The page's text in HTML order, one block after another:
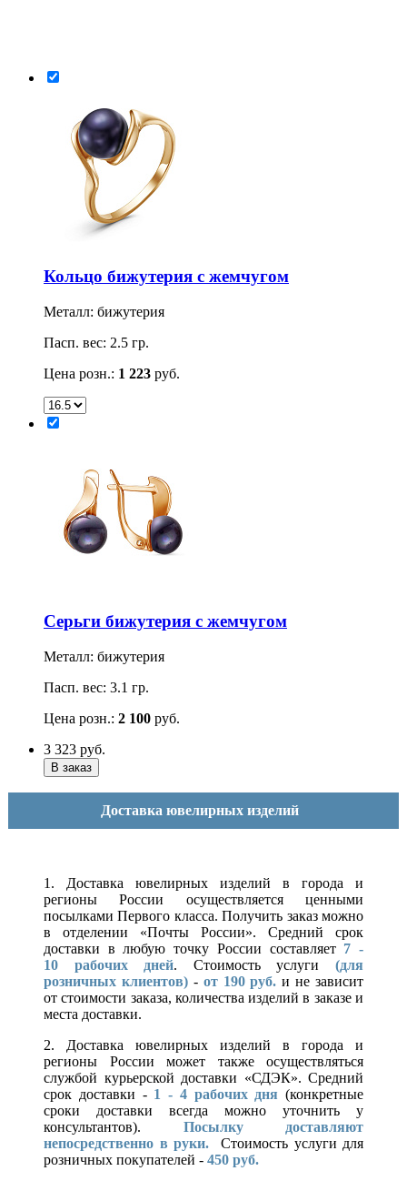
Кольцо бижутерия с жемчугом
Металл: бижутерия
Пасп. вес: 2.5 гр.
Цена розн.: 1 223 руб.
Серьги бижутерия с жемчугом
Металл: бижутерия
Пасп. вес: 3.1 гр.
Цена розн.: 2 100 руб.
3 323 руб.
Доставка ювелирных изделий
1. Доставка ювелирных изделий в города и
регионы России осуществляется ценными
посылками Первого класса. Получить заказ можно
в отделении «Почты России». Средний срок
доставки в любую точку России составляет 7 -
10 рабочих дней. Стоимость услуги(для
розничных клиентов)- от 190 руб. и не зависит
от стоимости заказа, количества изделий в заказе и
места доставки.
2. Доставка ювелирных изделий в города и
регионы России может также осуществляться
службой курьерской доставки «СДЭК». Средний
срок доставки - 1 - 4 рабочих дня (конкретные
сроки доставки всегда можно уточнить у
консультантов). Посылку доставляют
непосредственно в руки.
Стоимость услуги для
розничных покупателей - 450 руб.